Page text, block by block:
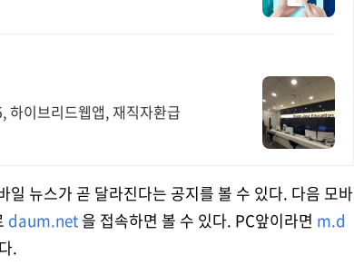
하이브리드웹앱, 재직자환급
뉴스가 곧 달라진다는 공지를 볼 수 있다. 다음 모바
daum.net 을 접속하면 볼 수 있다. PC앞이라면 m.d
.